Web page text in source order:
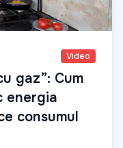
Video
gaz”: Cum
energia
consumul